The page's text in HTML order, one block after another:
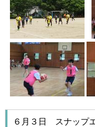
６月３日 スナップ